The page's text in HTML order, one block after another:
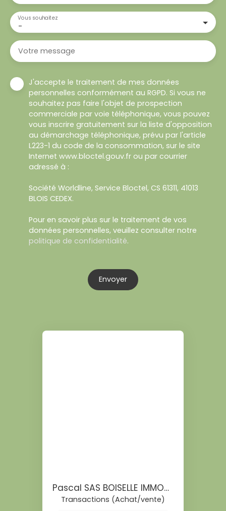
-
Vous souhaitez
Votre message
J'accepte le traitement de mes données
personnelles conformément au RGPD. Si vous ne
souhaitez pas faire l'objet de prospection
commerciale par voie téléphonique, vous pouvez
vous inscrire gratuitement sur la liste d'opposition
au démarchage téléphonique, prévu par l'article
L223-1 du code de la consommation, sur le site
Internet www.bloctel.gouv.fr ou par courrier
adressé à :
Société Worldline, Service Bloctel, CS 61311, 41013
BLOIS CEDEX.
Pour en savoir plus sur le traitement de vos
données personnelles, veuillez consulter notre
politique de confidentialité.
Envoyer
Pascal SAS BOISELLE IMMOBILIER
Transactions (Achat/vente)